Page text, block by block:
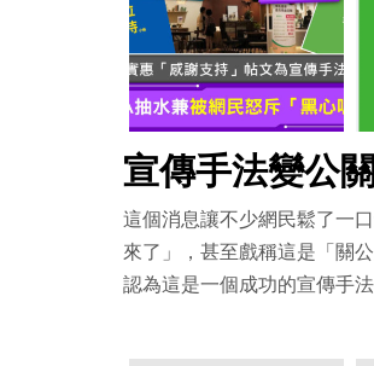
宣傳手法變公
這個消息讓不少網民鬆了一
來了」，甚至戲稱這是「關
認為這是一個成功的宣傳手